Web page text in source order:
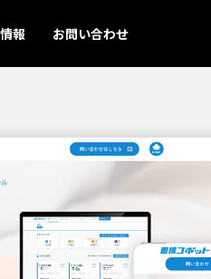
報 お問い合わせ